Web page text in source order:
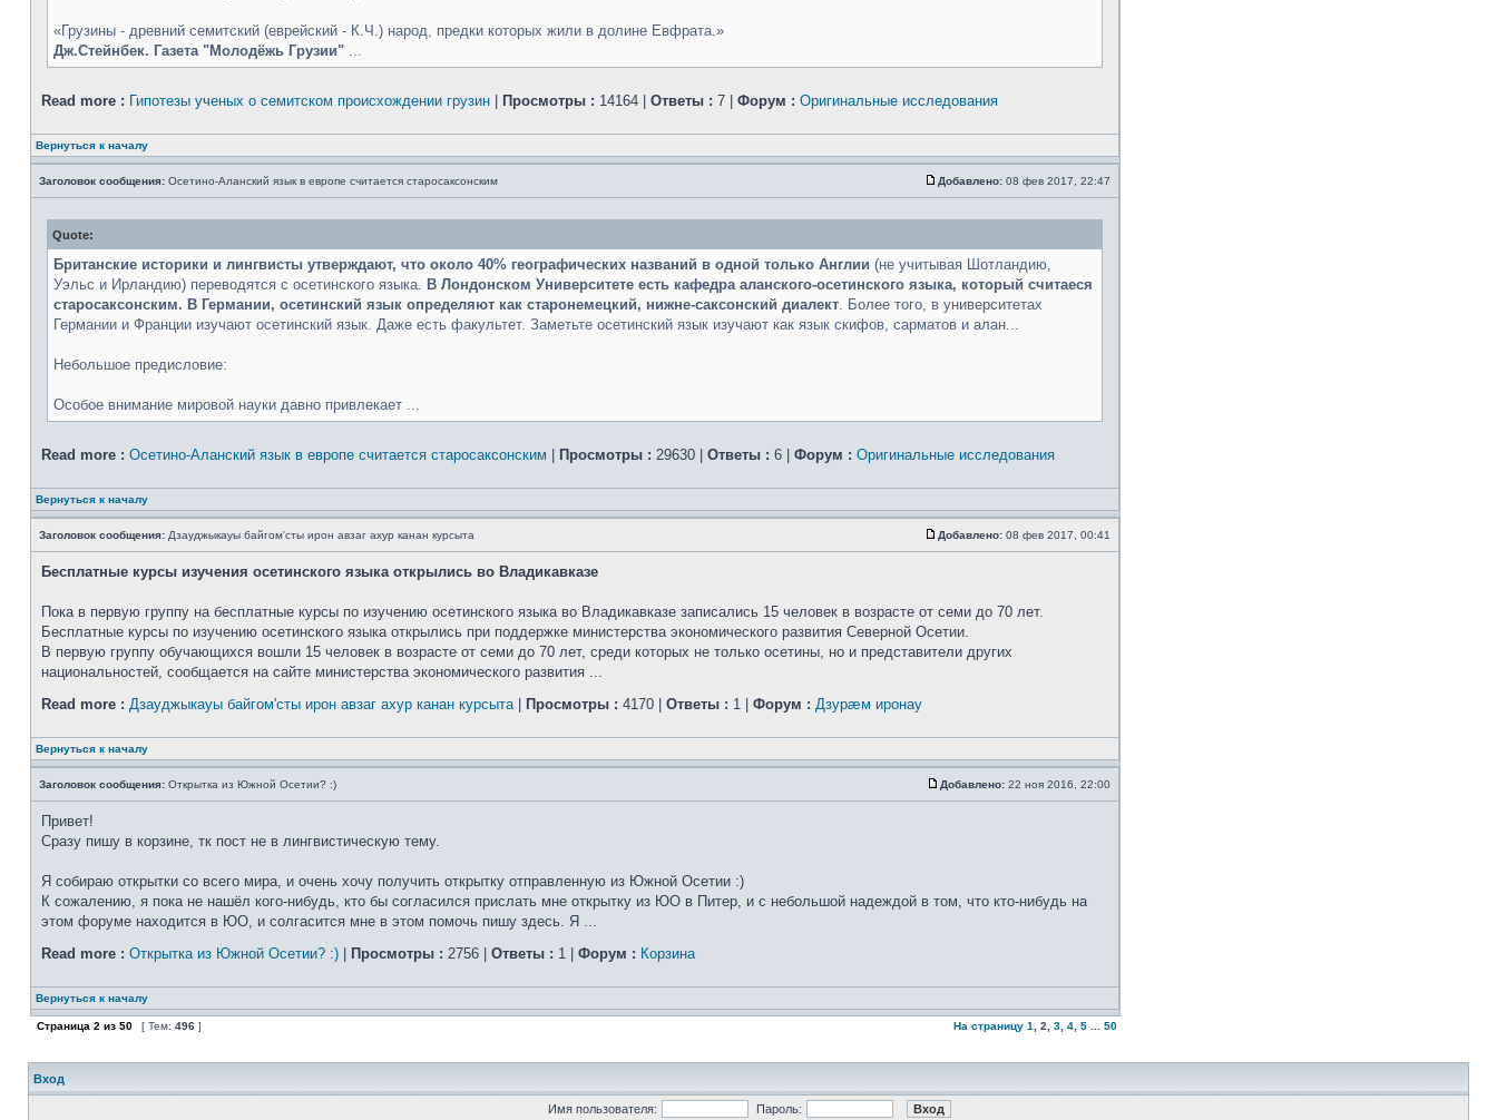
«Грузины - древний семитский (еврейский - К.Ч.) народ, предки которых жили в долине Евфрата.»
Дж.Стейнбек. Газета "Молодёжь Грузии" ...
Read more : Гипотезы ученых о семитском происхождении грузин Просмотры : 14164 | Ответы : 7 | Форум : Оригинальные исследования
Вернуться к началу
Заголовок сообщения: Осетино-Аланский язык в европе считается старосаксонским Добавлено: 08 фев 2017, 22:47
Quote:
Британские историки и лингвисты утверждают, что около 40% географических названий в одной только Англии (не учитывая Шотландию,
Уэльс и Ирландию) переводятся с осетинского языка. В Лондонском Университете есть кафедра аланского-осетинского языка, который считаеся
старосаксонским. В Германии, осетинский язык определяют как старонемецкий, нижне-саксонский диалект. Более того, в университетах
Германии и Франции изучают осетинский язык. Даже есть факультет. Заметьте осетинский язык изучают как язык скифов, сарматов и алан...
Небольшое предисловие:
Особое внимание мировой науки давно привлекает ...
Read more : Осетино-Аланский язык в европе считается старосаксонским Просмотры : 29630 | Ответы : 6 | Форум : Оригинальные исследования
Вернуться к началу
Заголовок сообщения: Дзауджыкауы байгом'сты ирон авзаг ахур канан курсыта Добавлено: 08 фев 2017, 00:41
Бесплатные курсы изучения осетинского языка открылись во Владикавказе
Пока в первую группу на бесплатные курсы по изучению осетинского языка во Владикавказе записались 15 человек в возрасте от семи до 70 лет.
Бесплатные курсы по изучению осетинского языка открылись при поддержке министерства экономического развития Северной Осетии.
В первую группу обучающихся вошли 15 человек в возрасте от семи до 70 лет, среди которых не только осетины, но и представители других
национальностей, сообщается на сайте министерства экономического развития ...
Read more : Дзауджыкауы байгом'сты ирон авзаг ахур канан курсыта| Просмотры : 4170 | Ответы : 1 | Форум : Дзурæм иронау
Вернуться к началу
Заголовок сообщения: Открытка из Южной Осетии? :) Добавлено: 22 ноя 2016, 22:00
Привет!
Сразу пишу в корзине, тк пост не в лингвистическую тему.
Я собираю открытки со всего мира, и очень хочу получить открытку отправленную из Южной Осетии :)
К сожалению, я пока не нашёл кого-нибудь, кто бы согласился прислать мне открытку из ЮО в Питер, и с небольшой надеждой в том, что кто-нибудь на
этом форуме находится в ЮО, и солгасится мне в этом помочь пишу здесь. Я ...
Read more : Открытка из Южной Осетии? :) Просмотры : 2756 | Ответы : 1 | Форум : Корзина
Вернуться к началу
Страница 2 из 50 [ Тем: 496 ] На страницу 1 2 3 4 5 50
Вход
Имя пользователя: Пароль: